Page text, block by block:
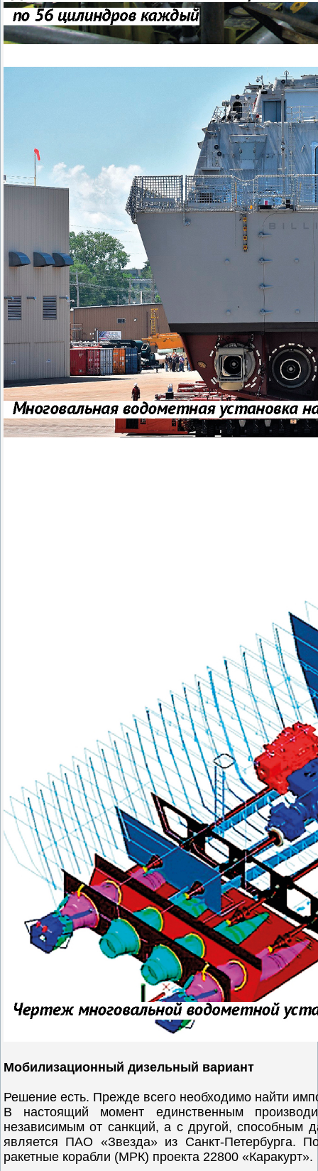
Мобилизационный дизельный вариант
Решение есть. Прежде всего необходимо найти
В настоящий момент единственным
независимым от санкций, а с другой, способным
является ПАО «Звезда» из Санкт-Петербурга.
ракетные корабли (МРК) проекта 22800 «Каракурт».